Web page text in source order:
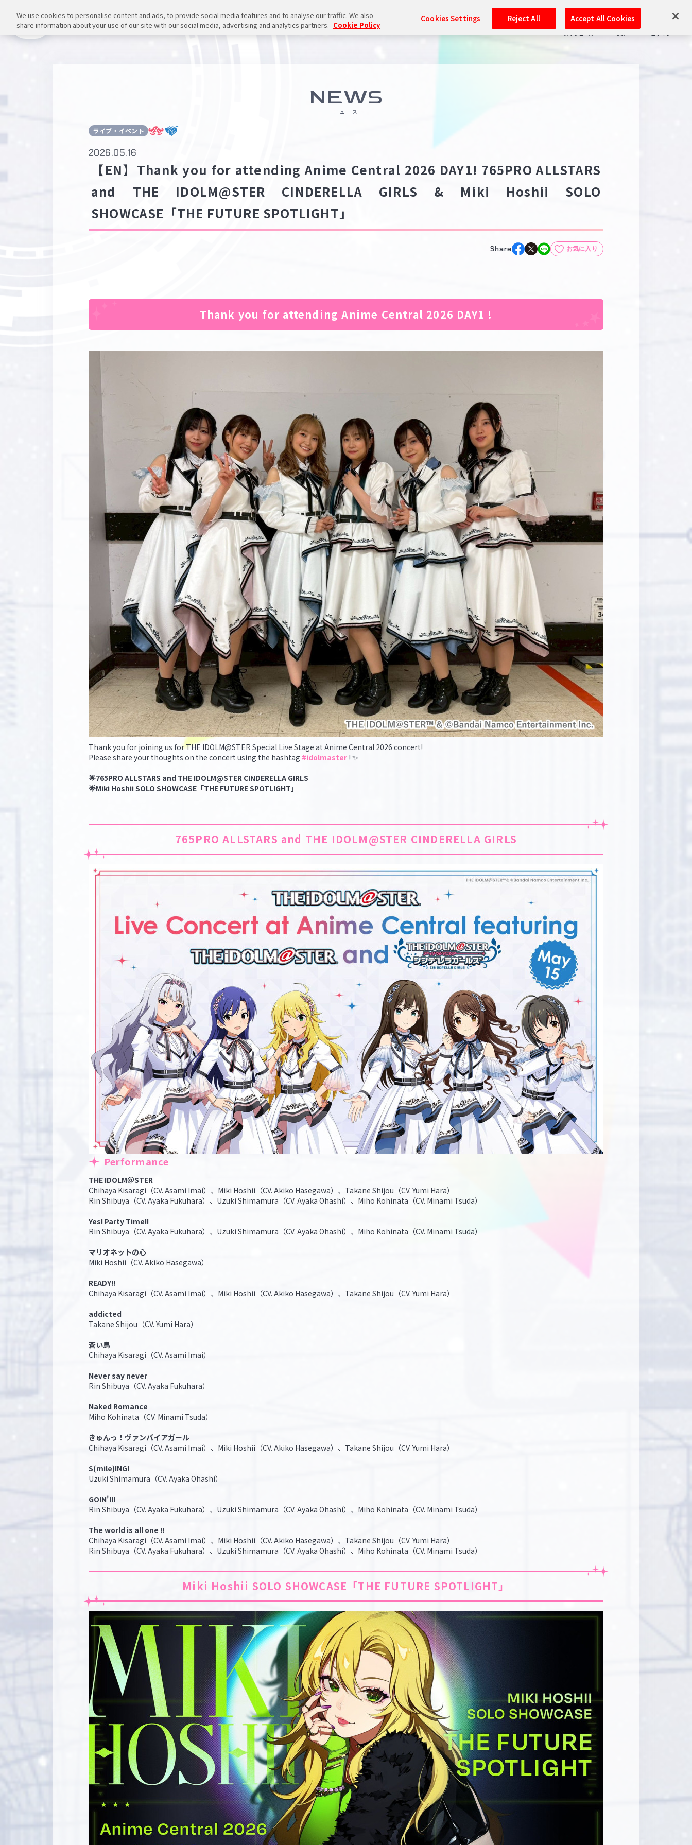
スケジュール 検索 ログイン
閲覧履歴・購入履歴
チェックイン
マイデスク設定変更 バンダイナムコID Link設定
NEWS
ニュース
ライブ・イベント
2026.05.16
【EN】​​​​​​​Thank you for attending Anime Central 2026 DAY1! 765PRO ALLSTARS
and THE IDOLM@STER CINDERELLA GIRLS & Miki Hoshii SOLO
SHOWCASE「THE FUTURE SPOTLIGHT」
Share お気に入り
Thank you for attending Anime Central 2026 DAY1 !
Thank you for joining us for THE IDOLM@STER Special Live Stage at Anime Central 2026 concert!
Please share your thoughts on the concert using the hashtag #idolmaster ! ✨
🌟765PRO ALLSTARS and THE IDOLM@STER CINDERELLA GIRLS
🌟Miki Hoshii SOLO SHOWCASE「THE FUTURE SPOTLIGHT」
765PRO ALLSTARS and THE IDOLM@STER CINDERELLA GIRLS
Performance
THE IDOLM＠STER
Chihaya Kisaragi（CV. Asami Imai）、Miki Hoshii（CV. Akiko Hasegawa）、Takane Shijou（CV. Yumi Hara）
Rin Shibuya（CV. Ayaka Fukuhara）、Uzuki Shimamura（CV. Ayaka Ohashi）、Miho Kohinata（CV. Minami Tsuda）
Yes! Party Time!!
Rin Shibuya（CV. Ayaka Fukuhara）、Uzuki Shimamura（CV. Ayaka Ohashi）、Miho Kohinata（CV. Minami Tsuda）
マリオネットの心
Miki Hoshii（CV. Akiko Hasegawa）
READY!!
Chihaya Kisaragi（CV. Asami Imai）、Miki Hoshii（CV. Akiko Hasegawa）、Takane Shijou（CV. Yumi Hara）
addicted
Takane Shijou（CV. Yumi Hara）
蒼い鳥
Chihaya Kisaragi（CV. Asami Imai）
Never say never
Rin Shibuya（CV. Ayaka Fukuhara）
Naked Romance
Miho Kohinata（CV. Minami Tsuda）
きゅんっ！ヴァンパイアガール
Chihaya Kisaragi（CV. Asami Imai）、Miki Hoshii（CV. Akiko Hasegawa）、Takane Shijou（CV. Yumi Hara）
S(mile)ING!
Uzuki Shimamura（CV. Ayaka Ohashi）
GOIN'!!!
Rin Shibuya（CV. Ayaka Fukuhara）、Uzuki Shimamura（CV. Ayaka Ohashi）、Miho Kohinata（CV. Minami Tsuda）
The world is all one !!
Chihaya Kisaragi（CV. Asami Imai）、Miki Hoshii（CV. Akiko Hasegawa）、Takane Shijou（CV. Yumi Hara）
Rin Shibuya（CV. Ayaka Fukuhara）、Uzuki Shimamura（CV. Ayaka Ohashi）、Miho Kohinata（CV. Minami Tsuda）
Miki Hoshii SOLO SHOWCASE「THE FUTURE SPOTLIGHT」
We use cookies to personalise content and ads, to provide social media features and to analyse our traffic. We also
share information about your use of our site with our social media, advertising and analytics partners. Cookie Policy
Cookies Settings Reject All Accept All Cookies